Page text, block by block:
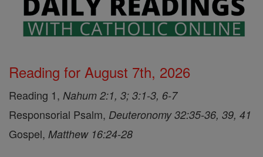
Reading for August 7th, 2026
Reading 1, Nahum 2:1, 3; 3:1-3, 6-7
Responsorial Psalm, Deuteronomy 32:35-36, 39, 41
Gospel, Matthew 16:24-28